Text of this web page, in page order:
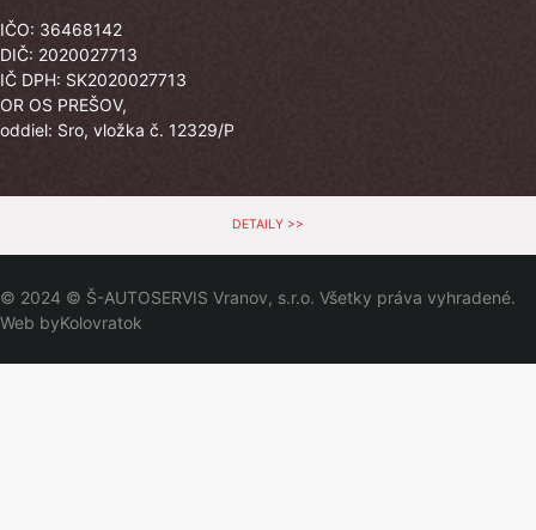
IČO: 36468142
DIČ: 2020027713
IČ DPH: SK2020027713
OR OS PREŠOV,
oddiel: Sro, vložka č. 12329/P
DETAILY >>
© 2024 © Š-AUTOSERVIS Vranov, s.r.o. Všetky práva vyhradené.
Web byKolovratok